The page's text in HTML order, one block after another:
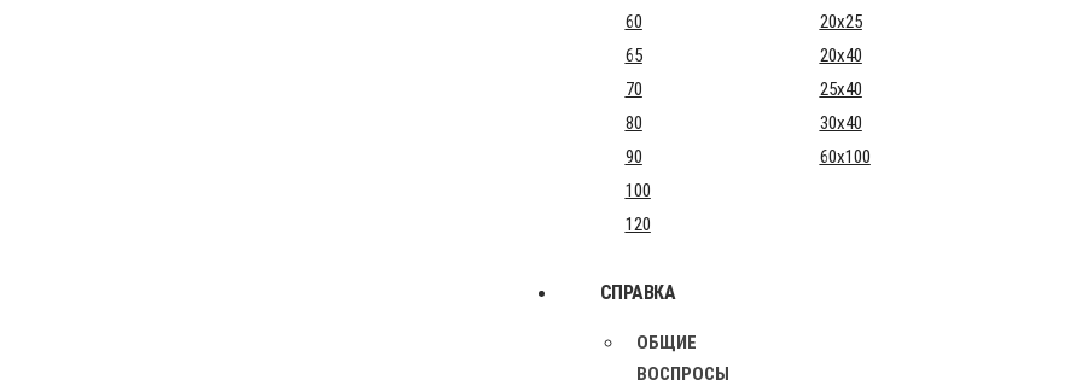
60
20x25
65
20x40
70
25x40
80
30x40
90
60x100
100
120
СПРАВКА
ОБЩИЕ
ВОСПРОСЫ